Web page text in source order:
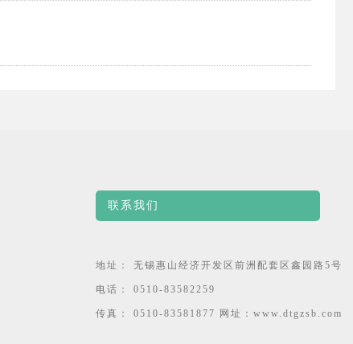
联系我们
地址： 无锡惠山经济开发区前洲配套区鑫园路5号
电话： 0510-83582259
传真： 0510-83581877 网址：www.dtgzsb.com